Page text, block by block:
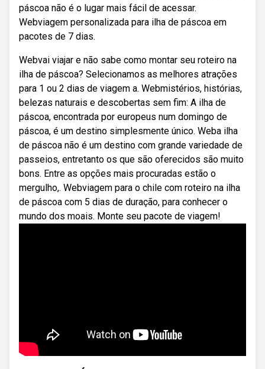
páscoa não é o lugar mais fácil de acessar.
Webviagem personalizada para ilha de páscoa em
pacotes de 7 dias.
Webvai viajar e não sabe como montar seu roteiro na
ilha de páscoa? Selecionamos as melhores atrações
para 1 ou 2 dias de viagem a. Webmistérios, histórias,
belezas naturais e descobertas sem fim: A ilha de
páscoa, encontrada por europeus num domingo de
páscoa, é um destino simplesmente único. Weba ilha
de páscoa não é um destino com grande variedade de
passeios, entretanto os que são oferecidos são muito
bons. Entre as opções mais procuradas estão o
mergulho,. Webviagem para o chile com roteiro na ilha
de páscoa com 5 dias de duração, para conhecer o
mundo dos moais. Monte seu pacote de viagem!